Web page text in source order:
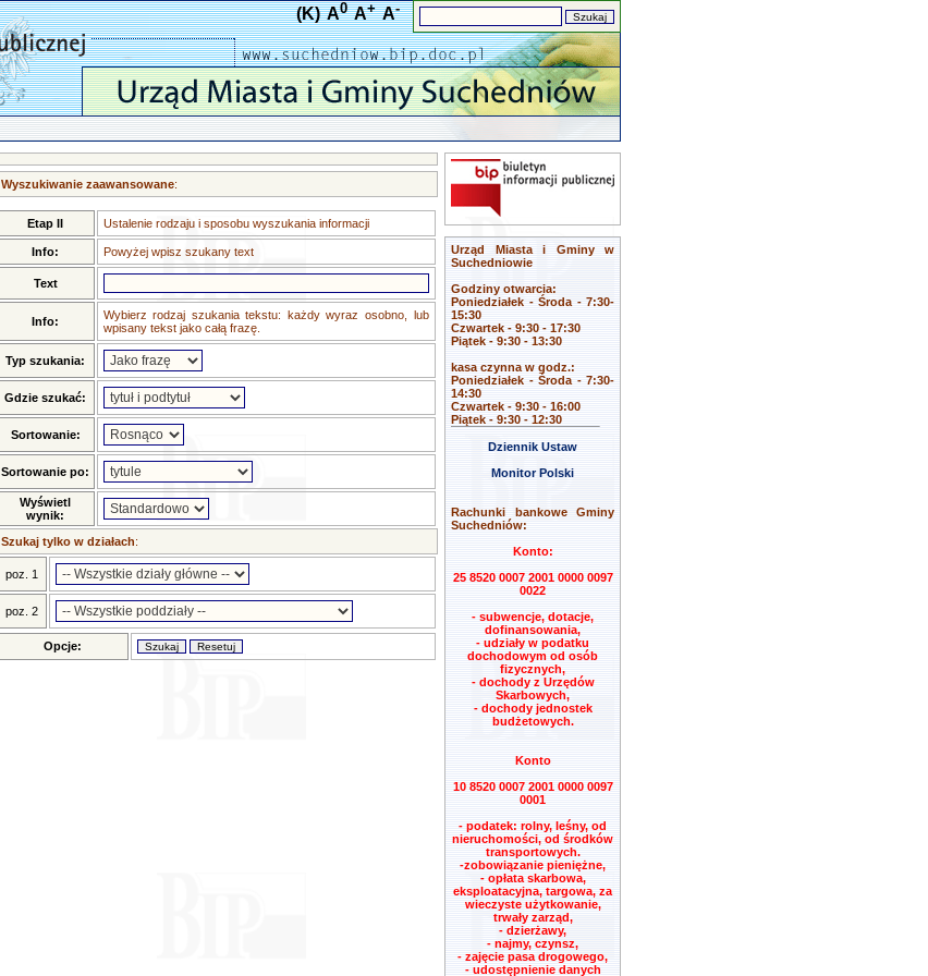
(K) A0 A+ A-
Wyszukiwanie zaawansowane:
Etap II Ustalenie rodzaju i sposobu wyszukania informacji
Info: Powyżej wpisz szukany text
Text
Info:
Wybierz rodzaj szukania tekstu: każdy wyraz osobno, lub
wpisany tekst jako całą frazę.
Typ szukania:
Gdzie szukać:
Sortowanie:
Sortowanie po:
Wyświetl
wynik:
Szukaj tylko w działach:
poz. 1
poz. 2
Opcje:
Urząd Miasta i Gminy w
Suchedniowie
Godziny otwarcia:
Poniedziałek - Środa - 7:30-
15:30
Czwartek - 9:30 - 17:30
Piątek - 9:30 - 13:30
kasa czynna w godz.:
Poniedziałek - Środa - 7:30-
14:30
Czwartek - 9:30 - 16:00
Piątek - 9:30 - 12:30
Dziennik Ustaw
Monitor Polski
Rachunki bankowe Gminy
Suchedniów:
Konto:
25 8520 0007 2001 0000 0097
0022
- subwencje, dotacje,
dofinansowania,
- udziały w podatku
dochodowym od osób
fizycznych,
- dochody z Urzędów
Skarbowych,
- dochody jednostek
budżetowych.
Konto
10 8520 0007 2001 0000 0097
0001
- podatek: rolny, leśny, od
nieruchomości, od środków
transportowych.
-zobowiązanie pieniężne,
- opłata skarbowa,
eksploatacyjna, targowa, za
wieczyste użytkowanie,
trwały zarząd,
- dzierżawy,
- najmy, czynsz,
- zajęcie pasa drogowego,
- udostępnienie danych